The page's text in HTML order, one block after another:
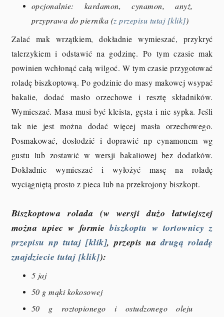
opcjonalnie: kardamon, cynamon, anyż,
przyprawa do piernika (z przepisu tutaj [klik])
Zalać mak wrzątkiem, dokładnie wymieszać, przykryć
talerzykiem i odstawić na godzinę. Po tym czasie mak
powinien wchłonąć całą wilgoć. W tym czasie przygotować
roladę biszkoptową. Po godzinie do masy makowej wsypać
bakalie, dodać masło orzechowe i resztę składników.
Wymieszać. Masa musi być kleista, gęsta i nie sypka. Jeśli
tak nie jest można dodać więcej masła orzechowego.
Posmakować, dosłodzić i doprawić np cynamonem wg
gustu lub zostawić w wersji bakaliowej bez dodatków.
Dokładnie wymieszać i wyłożyć masę na roladę
wyciągniętą prosto z pieca lub na przekrojony biszkopt.
Biszkoptowa rolada (w wersji dużo łatwiejszej
można upiec w formiebiszkoptu w tortownicy z
przepisu np tutaj [klik], przepis nadrugą roladę
znajdziecie tutaj [klik]):
5 jaj
50 g mąki kokosowej
50 g roztopionego i ostudzonego oleju